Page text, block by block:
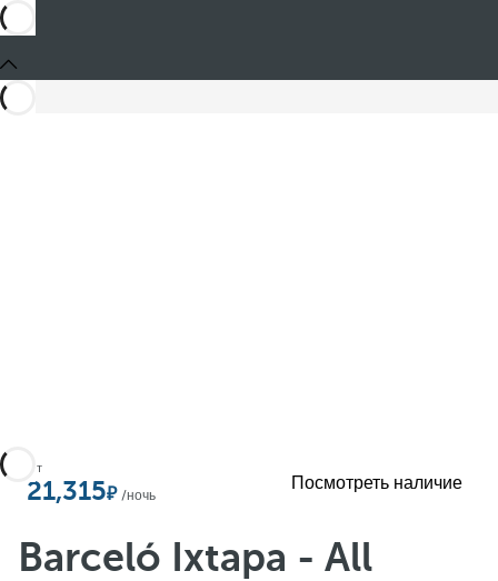
Добавить в избранное
Посмотреть еще фото и видео
От
21,315 /ночь
Посмотреть наличие
Barceló Ixtapa - All